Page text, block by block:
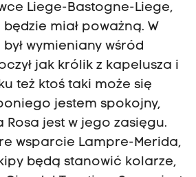
Liege-Bastogne-Liege,
miał poważną. W
był wymieniany wśród
jak królik z kapelusza i
też ktoś taki może się
jestem spokojny,
Rosa jest w jego zasięgu.
wsparcie Lampre-Merida,
będą stanowić kolarze,